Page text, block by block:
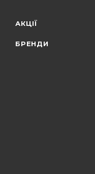
АКЦІЇ
БРЕНДИ